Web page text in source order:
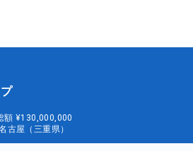
額 ¥130,000,000
古屋（三重県）